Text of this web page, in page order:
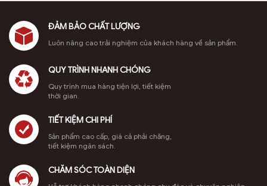
Các
chọn
có
trên
ĐẢM BẢO CHẤT LƯỢNG
Luôn nâng cao trải nghiệm của khách hàng về sản phẩm.
QUY TRÌNH NHANH CHÓNG
Quy trình mua hàng tiện lợi, tiết kiệm
thời gian.
TIẾT KIỆM CHI PHÍ
Sản phẩm cao cấp, giá cả phải chăng,
tiết kiệm ngân sách.
CHĂM SÓC TOÀN DIỆN